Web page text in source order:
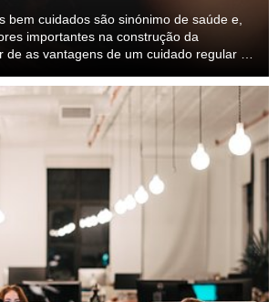
bem cuidados são sinónimo de saúde e,
importantes na construção da
de as vantagens de um cuidado regular da
uma atenção especial. ...